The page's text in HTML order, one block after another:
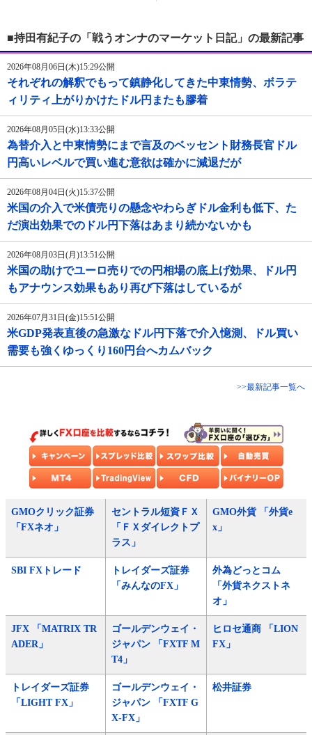
■持田有紀子の「戦うオンナのマーケット日記」の最新記事
2026年08月06日(木)15:29公開
それぞれの解釈でもって鎮静化してきた中東情勢、ボラテ
ィリティ上がりかけたドル円またも膠着
2026年08月05日(水)13:33公開
為替介入と中東情勢にまで言及のベッセント財務長官ドル
円高いレベルで買い進む意欲は確かに減退だが
2026年08月04日(火)15:37公開
米国の介入で米債売りの懸念やわらぎドル金利も低下、た
だ演出効果でのドル円下落はあまり続かないかも
2026年08月03日(月)13:51公開
米国の助けでユーロ売りでの円相場の底上げ効果、ドル円
もアナウンス効果もあり再び下落はしているが
2026年07月31日(金)15:51公開
米GDP発表直後の急激なドル円下落で介入憶測、ドル買い
需要も強くゆっくり160円台へカムバック
>>最新記事一覧へ
GMOクリック証券
「FXネオ」
セントラル短資ＦＸ
「ＦＸダイレクトプ
ラス」
GMO外貨 「外貨e
x」
SBI FXトレード
トレイダーズ証券
「みんなのFX」
外為どっとコム
「外貨ネクストネ
オ」
JFX 「MATRIX TR
ADER」
ゴールデンウェイ・
ジャパン 「FXTF M
T4」
ヒロセ通商 「LION
FX」
トレイダーズ証券
「LIGHT FX」
ゴールデンウェイ・
ジャパン 「FXTF G
X-FX」
松井証券